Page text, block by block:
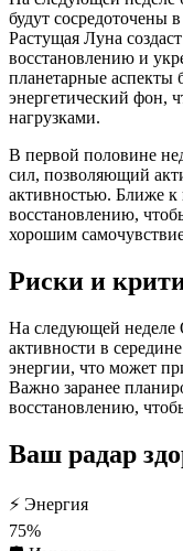
будут сосредоточены
Растущая Луна
восстановлению и
планетарные аспекты
энергетический фон,
нагрузками.
В первой половине
сил, позволяющий
активностью. Ближе
восстановлению,
хорошим
Риски и
На следующей неделе
активности в
энергии, что может
Важно заранее
восстановлению,
Ваш радар
⚡ Энергия
75%